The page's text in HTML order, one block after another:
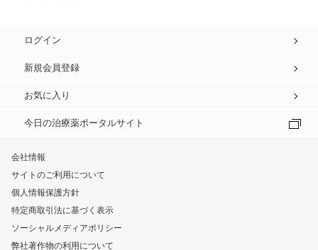
ログイン
新規会員登録
お気に入り
今日の治療薬ポータルサイト
会社情報
サイトのご利用について
個人情報保護方針
特定商取引法に基づく表示
ソーシャルメディアポリシー
弊社著作物の利用について